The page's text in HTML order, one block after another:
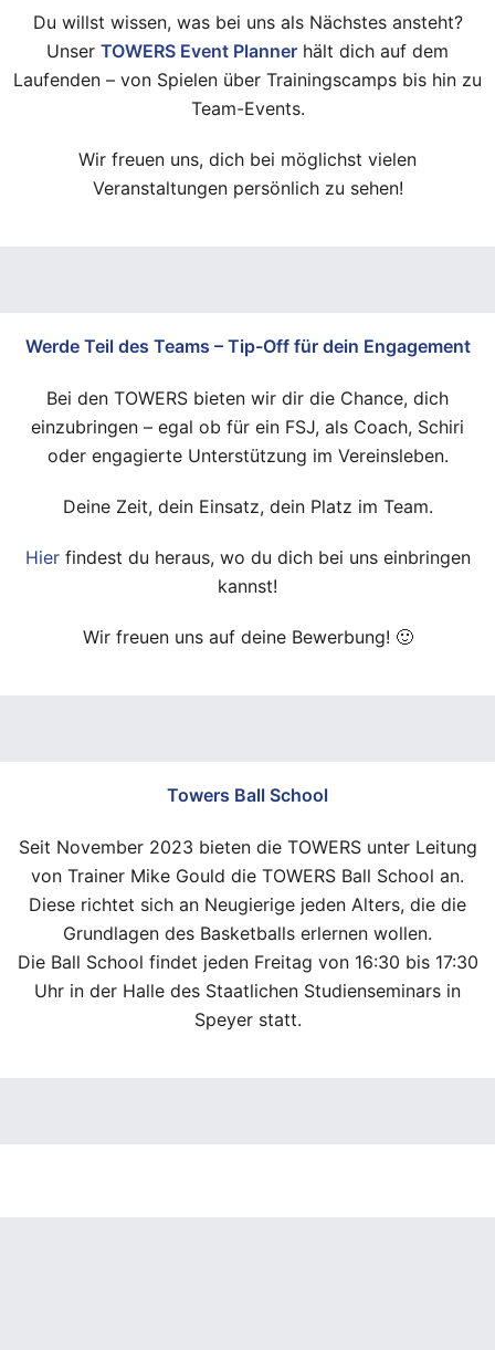
Du willst wissen, was bei uns als Nächstes ansteht?
Unser TOWERS Event Planner hält dich auf dem
Laufenden – von Spielen über Trainingscamps bis hin zu
Team-Events.
Wir freuen uns, dich bei möglichst vielen
Veranstaltungen persönlich zu sehen!
Werde Teil des Teams – Tip-Off für dein Engagement
Bei den TOWERS bieten wir dir die Chance, dich
einzubringen – egal ob für ein FSJ, als Coach, Schiri
oder engagierte Unterstützung im Vereinsleben.
Deine Zeit, dein Einsatz, dein Platz im Team.
Hierfindest du heraus, wo du dich bei uns einbringen
kannst!
Wir freuen uns auf deine Bewerbung! 🙂
Towers Ball School
Seit November 2023 bieten die TOWERS unter Leitung
von Trainer Mike Gould die TOWERS Ball School an.
Diese richtet sich an Neugierige jeden Alters, die die
Grundlagen des Basketballs erlernen wollen.
Die Ball School findet jeden Freitag von 16:30 bis 17:30
Uhr in der Halle des Staatlichen Studienseminars in
Speyer statt.